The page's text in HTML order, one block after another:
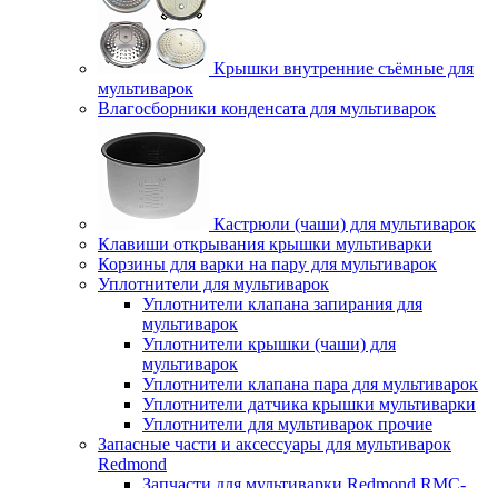
Крышки внутренние съёмные для
мультиварок
Влагосборники конденсата для мультиварок
Кастрюли (чаши) для мультиварок
Клавиши открывания крышки мультиварки
Корзины для варки на пару для мультиварок
Уплотнители для мультиварок
Уплотнители клапана запирания для
мультиварок
Уплотнители крышки (чаши) для
мультиварок
Уплотнители клапана пара для мультиварок
Уплотнители датчика крышки мультиварки
Уплотнители для мультиварок прочие
Запасные части и аксессуары для мультиварок
Redmond
Запчасти для мультиварки Redmond RMC-